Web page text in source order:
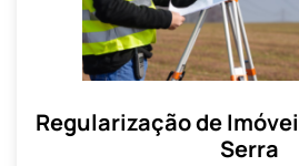
Regularização de
Serra